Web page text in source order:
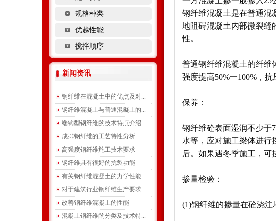
规格种类
优越性能
搅拌顺序
新闻资讯
钢纤维在混凝土中的优点及对...
钢纤维混凝土与普通混凝土的...
端钩型钢纤维的技术特点介绍
成排钢纤维的工艺特性分析
高强度钢纤维施工技术要求
钢纤维具有很好的抗裂功能
有关钢纤维混凝土的力学性能...
对于建筑行业钢纤维生产要求...
改善钢纤维混凝土的性能
混凝土钢纤维的分类及技术特...
钢纤维混凝土是在普通混
地阻碍混凝土内部微裂缝
性。
普通钢纤维混凝土的纤维
强度提高50%一100%，
保养：
钢纤维砼表面湿润不少于
水等，应对施工梁体进行
后。如果遇冬季施工，可
掺量检验：
(1)钢纤维的掺量在砼浇注